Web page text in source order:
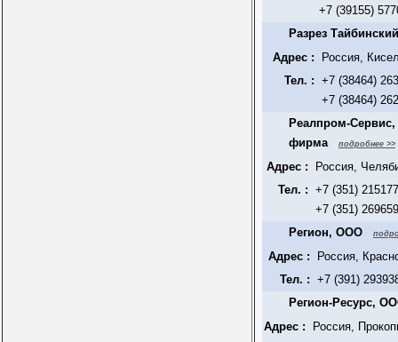
+7 (39155)
Разрез
Адрес :
Россия,
Тел. : +7 (38464)
+7 (38464)
Реалпром-
фирма
подробнее >>
Адрес :
Россия,
Тел. : +7 (351)
+7 (351)
Регион, ООО
Адрес :
Россия,
Тел. : +7 (391)
Регион-Ресурс,
Адрес :
Россия,